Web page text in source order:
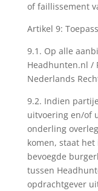
of faillissement
Artikel 9:
9.1. Op alle
Headhunten.nl /
Nederlands
9.2. Indien
uitvoering en/of
onderling
komen, staat
bevoegde
tussen
opdrachtgever